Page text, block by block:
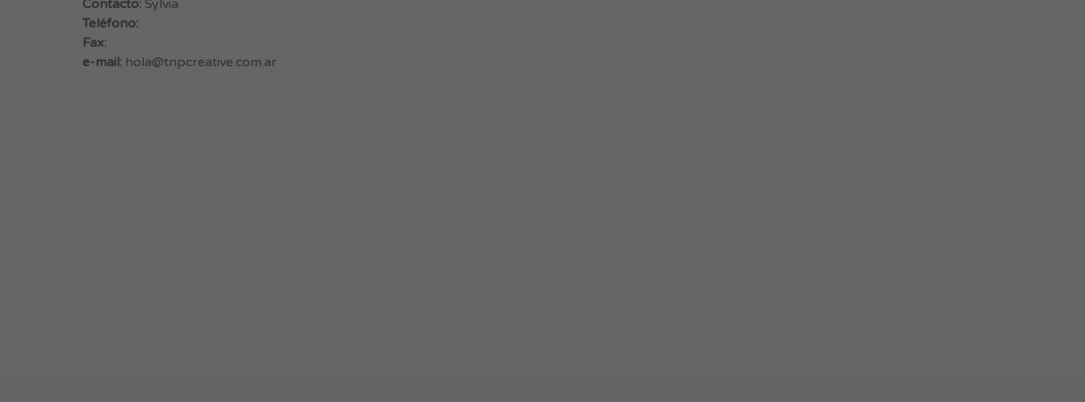
Contacto: Sylvia
Teléfono:
Fax:
e-mail: hola@tnpcreative.com.ar